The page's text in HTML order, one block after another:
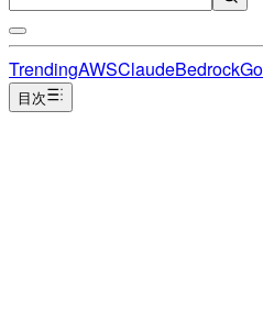
TrendingAWSClaudeBedrock
目次